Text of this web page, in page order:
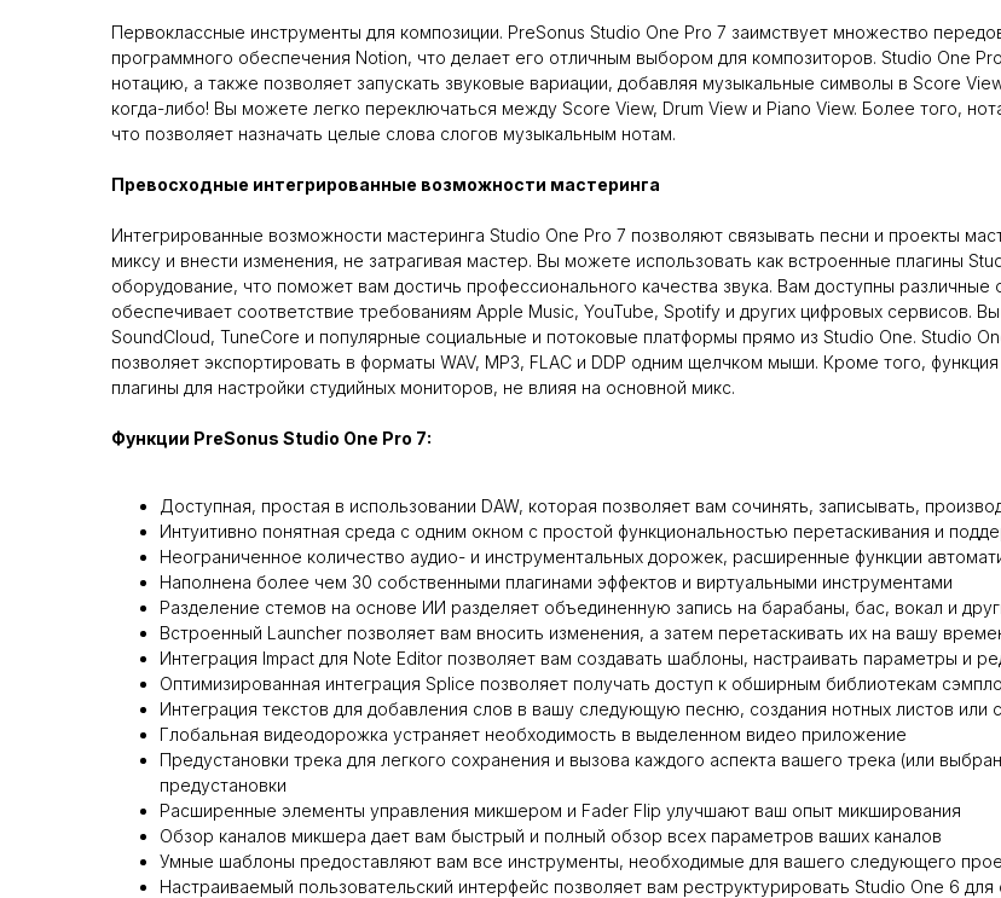
Первоклассные инструменты для композиции. PreSonus Studio One Pro 7 заимствует множество
программного обеспечения Notion, что делает его отличным выбором для композиторов. Studio One
нотацию, а также позволяет запускать звуковые вариации, добавляя музыкальные символы в Score
когда-либо! Вы можете легко переключаться между Score View, Drum View и Piano View. Более того,
что позволяет назначать целые слова слогов музыкальным нотам.
Превосходные интегрированные возможности мастеринга
Интегрированные возможности мастеринга Studio One Pro 7 позволяют связывать песни и проекты
миксу и внести изменения, не затрагивая мастер. Вы можете использовать как встроенные плагины
оборудование, что поможет вам достичь профессионального качества звука. Вам доступны различные
обеспечивает соответствие требованиям Apple Music, YouTube, Spotify и других цифровых сервисов.
SoundCloud, TuneCore и популярные социальные и потоковые платформы прямо из Studio One. Studio
позволяет экспортировать в форматы WAV, MP3, FLAC и DDP одним щелчком мыши. Кроме того,
плагины для настройки студийных мониторов, не влияя на основной микс.
Функции PreSonus Studio One Pro 7:
Доступная, простая в использовании DAW, которая позволяет вам сочинять, записывать,
Интуитивно понятная среда с одним окном с простой функциональностью перетаскивания и
Неограниченное количество аудио- и инструментальных дорожек, расширенные функции
Наполнена более чем 30 собственными плагинами эффектов и виртуальными инструментами
Разделение стемов на основе ИИ разделяет объединенную запись на барабаны, бас, вокал и
Встроенный Launcher позволяет вам вносить изменения, а затем перетаскивать их на вашу
Интеграция Impact для Note Editor позволяет вам создавать шаблоны, настраивать параметры и
Оптимизированная интеграция Splice позволяет получать доступ к обширным библиотекам
Интеграция текстов для добавления слов в вашу следующую песню, создания нотных листов
Глобальная видеодорожка устраняет необходимость в выделенном видео приложение
Предустановки трека для легкого сохранения и вызова каждого аспекта вашего трека (или
предустановки
Расширенные элементы управления микшером и Fader Flip улучшают ваш опыт микширования
Обзор каналов микшера дает вам быстрый и полный обзор всех параметров ваших каналов
Умные шаблоны предоставляют вам все инструменты, необходимые для вашего следующего
Настраиваемый пользовательский интерфейс позволяет вам реструктурировать Studio One 6